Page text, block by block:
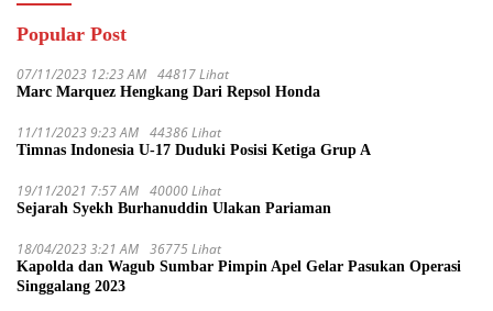
Popular Post
07/11/2023 12:23 AM 44817 Lihat
Marc Marquez Hengkang Dari Repsol Honda
11/11/2023 9:23 AM 44386 Lihat
Timnas Indonesia U-17 Duduki Posisi Ketiga Grup A
19/11/2021 7:57 AM 40000 Lihat
Sejarah Syekh Burhanuddin Ulakan Pariaman
18/04/2023 3:21 AM 36775 Lihat
Kapolda dan Wagub Sumbar Pimpin Apel Gelar Pasukan Operasi
Singgalang 2023